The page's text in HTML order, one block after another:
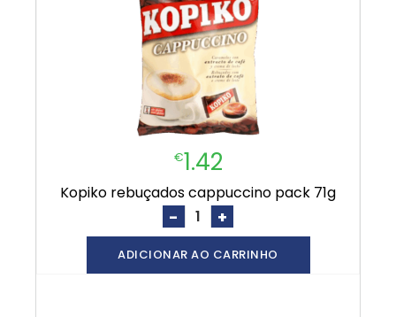
€1.42
kopiko rebuçados cappuccino pack 71g
- +
ADICIONAR AO CARRINHO